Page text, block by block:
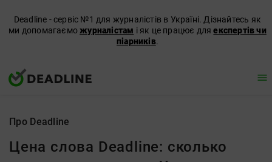
Deadline - сервіс №1 для журналістів в Україні. Дізнайтесь як
ми допомагаєможурналістам і як це працює дляекспертів чи
піарників.
Про Deadline
Цена слова Deadline: сколько